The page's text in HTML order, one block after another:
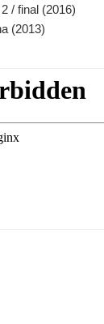
/ final (2016)
(2013)